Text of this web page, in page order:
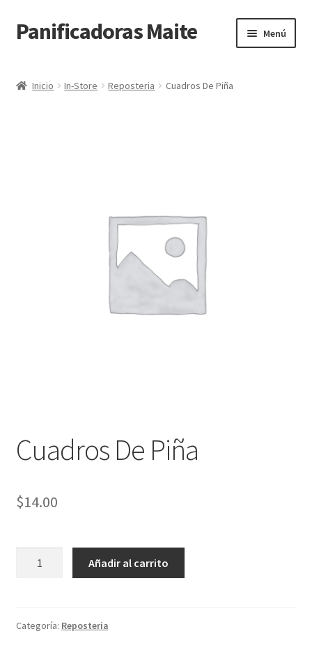
Ir
a
navegación
Ir
al
Panificadoras Maite Menú
Inicio In-Store Reposteria Cuadros De Piña
Cuadros De Piña
$14.00
Añadir al carrito
Categoría: Reposteria